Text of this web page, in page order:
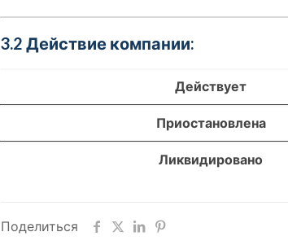
3.2 Действие компании:
Действует
Приостановлена
Ликвидировано
Поделиться